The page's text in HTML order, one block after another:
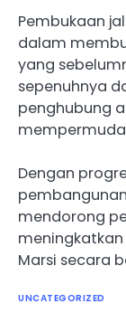
Pembukaan
dalam
yang
sepenuhnya
penghubung
Dengan
mendorong
Marsi secara
UNCATEGORIZED